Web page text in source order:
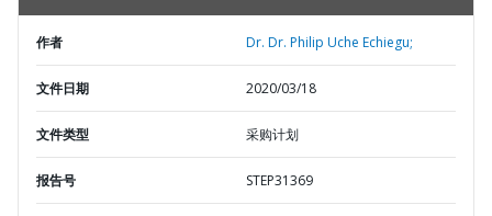
作者 Dr. Dr. Philip Uche Echiegu;
文件日期 2020/03/18
文件类型 采购计划
报告号 STEP31369